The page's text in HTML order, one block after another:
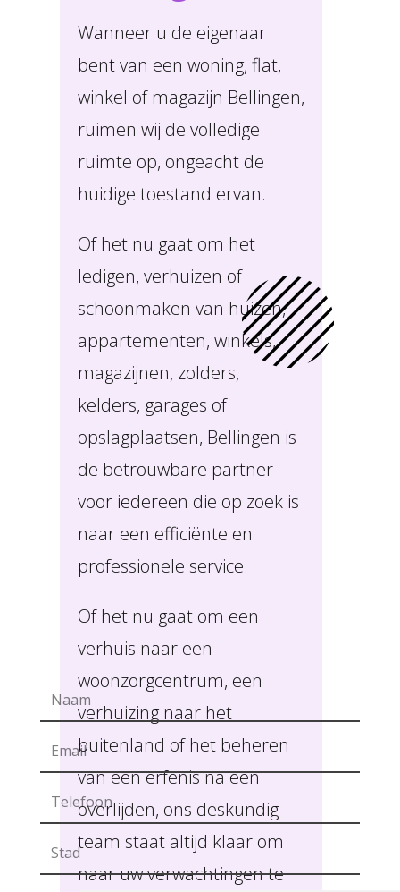
Wanneer u de eigenaar
bent van een woning, flat,
winkel of magazijn Bellingen,
ruimen wij de volledige
ruimte op, ongeacht de
huidige toestand ervan.
Of het nu gaat om het
ledigen, verhuizen of
schoonmaken van huizen,
appartementen, winkels,
magazijnen, zolders,
kelders, garages of
opslagplaatsen, Bellingen is
de betrouwbare partner
voor iedereen die op zoek is
naar een efficiënte en
professionele service.
Of het nu gaat om een
verhuis naar een
woonzorgcentrum, een
verhuizing naar het
buitenland of het beheren
van een erfenis na een
overlijden, ons deskundig
team staat altijd klaar om
naar uw verwachtingen te